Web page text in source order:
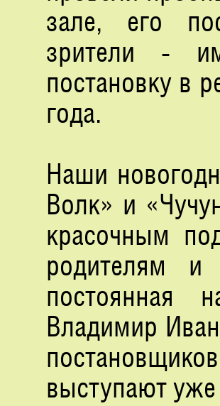
зале, его
зрители -
постановку в
года.
Наши
Волк» и
красочным
родителям
постоянная
Владимир
выступают